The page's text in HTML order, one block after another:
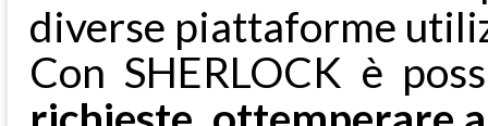
diverse piattaforme
Con SHERLOCK è